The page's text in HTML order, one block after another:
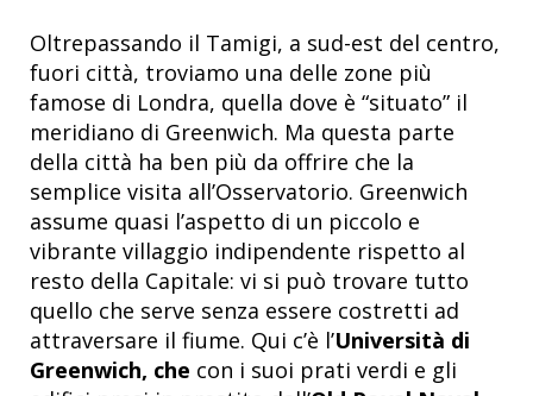
Oltrepassando il Tamigi, a sud-est del centro,
fuori città, troviamo una delle zone più
famose di Londra, quella dove è “situato” il
meridiano di Greenwich. Ma questa parte
della città ha ben più da offrire che la
semplice visita all’Osservatorio. Greenwich
assume quasi l’aspetto di un piccolo e
vibrante villaggio indipendente rispetto al
resto della Capitale: vi si può trovare tutto
quello che serve senza essere costretti ad
attraversare il fiume. Qui c’è l’Università di
Greenwich, che con i suoi prati verdi e gli